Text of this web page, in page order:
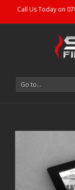
Call Us Today on
Go to...